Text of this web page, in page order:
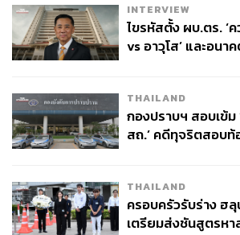
INTERVIEW
ไขรหัสตั้ง ผบ.ตร. ‘
vs อาวุโส’ และอนา
THAILAND
กองปราบฯ สอบเข้
สถ.’ คดีทุจริตสอบท้
THAILAND
ครอบครัวรับร่าง ฮลุ
เตรียมส่งชันสูตรหา